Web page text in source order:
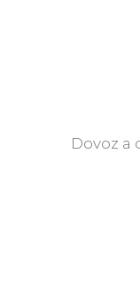
Dovoz a